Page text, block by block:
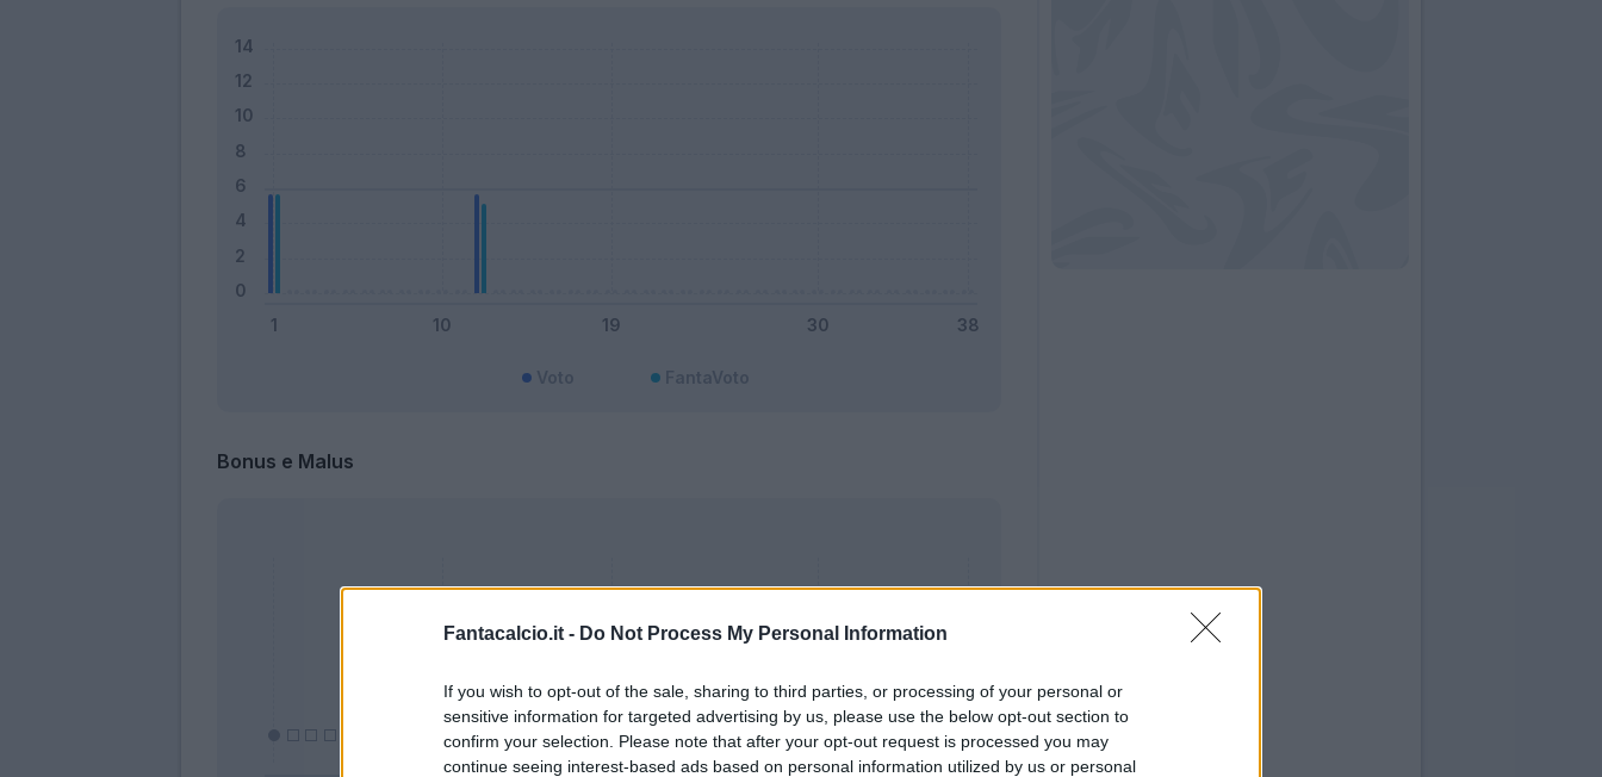
Fantacalcio.it - Do Not Process My Personal Information
If you wish to opt-out of the sale, sharing to third parties, or processing of your personal or
sensitive information for targeted advertising by us, please use the below opt-out section to
confirm your selection. Please note that after your opt-out request is processed you may
continue seeing interest-based ads based on personal information utilized by us or personal
Bonus e Malus